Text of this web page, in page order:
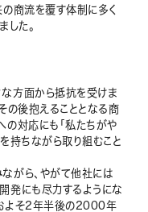
商流を覆す体制に多く
した。
方面から抵抗を受けま
の後抱えることとなる商
の対応にも「私たちがや
持ちながら取り組むこと
がら、やがて他社には
発にも尽力するようにな
よそ2年半後の2000年